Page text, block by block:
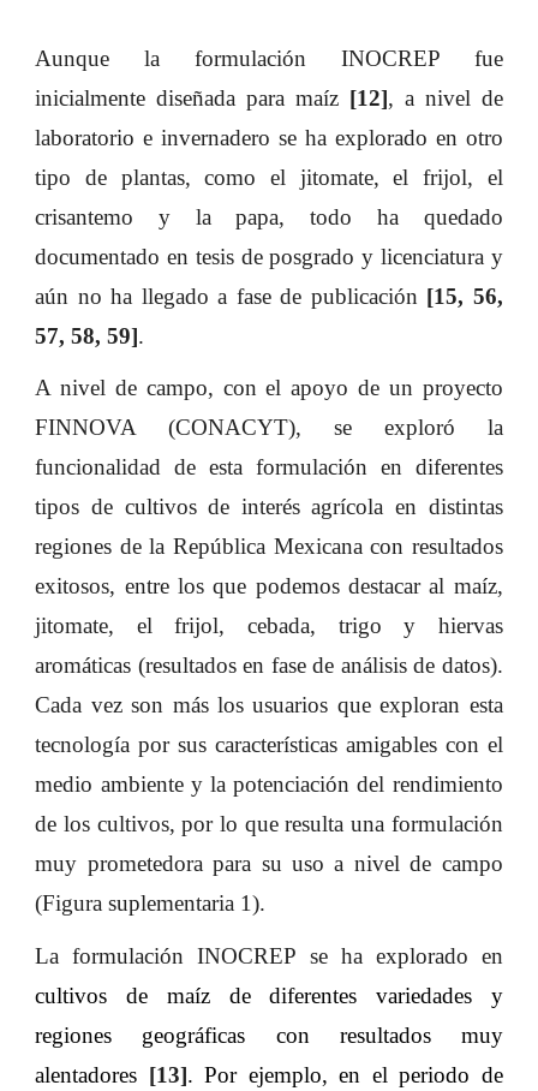
Aunque la formulación INOCREP fue
inicialmente diseñada para maíz [12], a nivel de
laboratorio e invernadero se ha explorado en otro
tipo de plantas, como el jitomate, el frijol, el
crisantemo y la papa, todo ha quedado
documentado en tesis de posgrado y licenciatura y
aún no ha llegado a fase de publicación [15, 56,
57,58,59].
A nivel de campo, con el apoyo de un proyecto
FINNOVA (CONACYT), se exploró la
funcionalidad de esta formulación en diferentes
tipos de cultivos de interés agrícola en distintas
regiones de la República Mexicana con resultados
exitosos, entre los que podemos destacar al maíz,
jitomate, el frijol, cebada, trigo y hiervas
aromáticas (resultados en fase de análisis de datos).
Cada vez son más los usuarios que exploran esta
tecnología por sus características amigables con el
medio ambiente y la potenciación del rendimiento
de los cultivos, por lo que resulta una formulación
muy prometedora para su uso a nivel de campo
(Figura suplementaria 1).
La formulación INOCREP se ha explorado en
cultivos de maíz de diferentes variedades y
regiones geográficas con resultados muy
alentadores [13]. Por ejemplo, en el periodo de